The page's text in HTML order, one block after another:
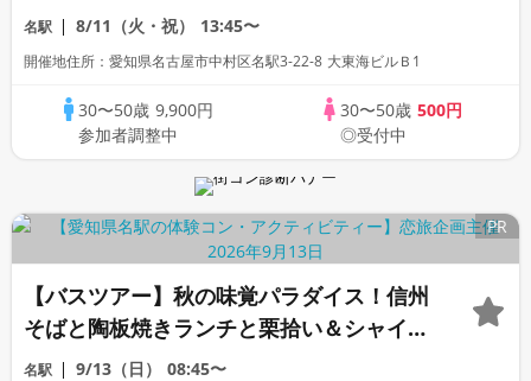
メコン
名駅 8/11（火・祝） 13:45〜
開催地住所：愛知県名古屋市中村区名駅3-22-8 大東海ビルＢ1
30〜50歳 9,900円
参加者調整中
30〜50歳 500円
◎受付中
PR
【バスツアー】秋の味覚パラダイス！信州
そばと陶板焼きランチと栗拾い＆シャイン
マスカット1房狩り＆銀の森
名駅 9/13（日） 08:45〜